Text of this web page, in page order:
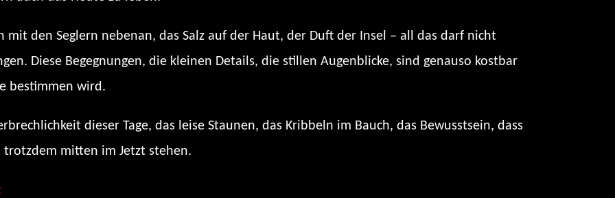
mit den Seglern nebenan, das Salz auf der Haut, der Duft der Insel – all das darf nicht
Diese Begegnungen, die kleinen Details, die stillen Augenblicke, sind genauso kostbar
bestimmen wird.
dieser Tage, das leise Staunen, das Kribbeln im Bauch, das Bewusstsein, dass
mitten im Jetzt stehen.